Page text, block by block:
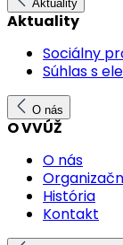
Aktuality
Aktuality
Sociálny
Súhlas s
O nás
O VVÚŽ
O nás
História
Kontakt